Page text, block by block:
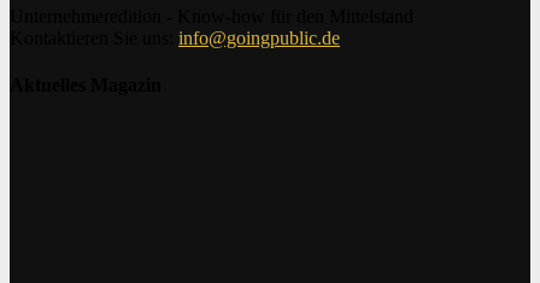
info@goingpublic.de